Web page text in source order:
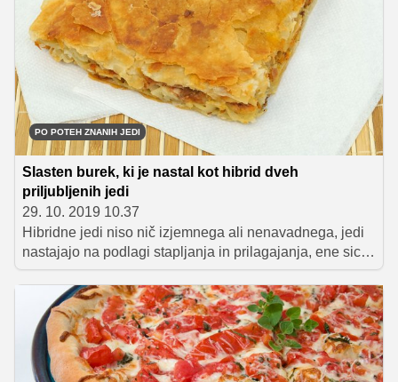
številne druge prednosti: skuhamo jih lahko dan ali dva
prej in nam tako na novega leta dan ni treba dolgo stati
za štedilnikom, prav tako veljajo za odlično zdravilo pri
premagovanju posledic najdaljše noči v letu. Od kod
pravzaprav prihajajo in kako so postale del naše
(novoletne) tradicije?
PO POTEH ZNANIH JEDI
Slasten burek, ki je nastal kot hibrid dveh
priljubljenih jedi
29. 10. 2019 10.37
Hibridne jedi niso nič izjemnega ali nenavadnega, jedi
nastajajo na podlagi stapljanja in prilagajanja, ene sicer
v večji meri kot druge. In nič drugače ne velja za pica
burek – pogruntavščino ljubljanskih ulic, pravi
znanstveni sodelavec Inštituta za slovensko izseljenstvo
in migracije ZRC SAZU Jernej Mlekuž, ki se je
fenomena bureka pri nas lotil raziskovalno, o tem pa
izdal tudi knjigo z naslovom Burek.si?!